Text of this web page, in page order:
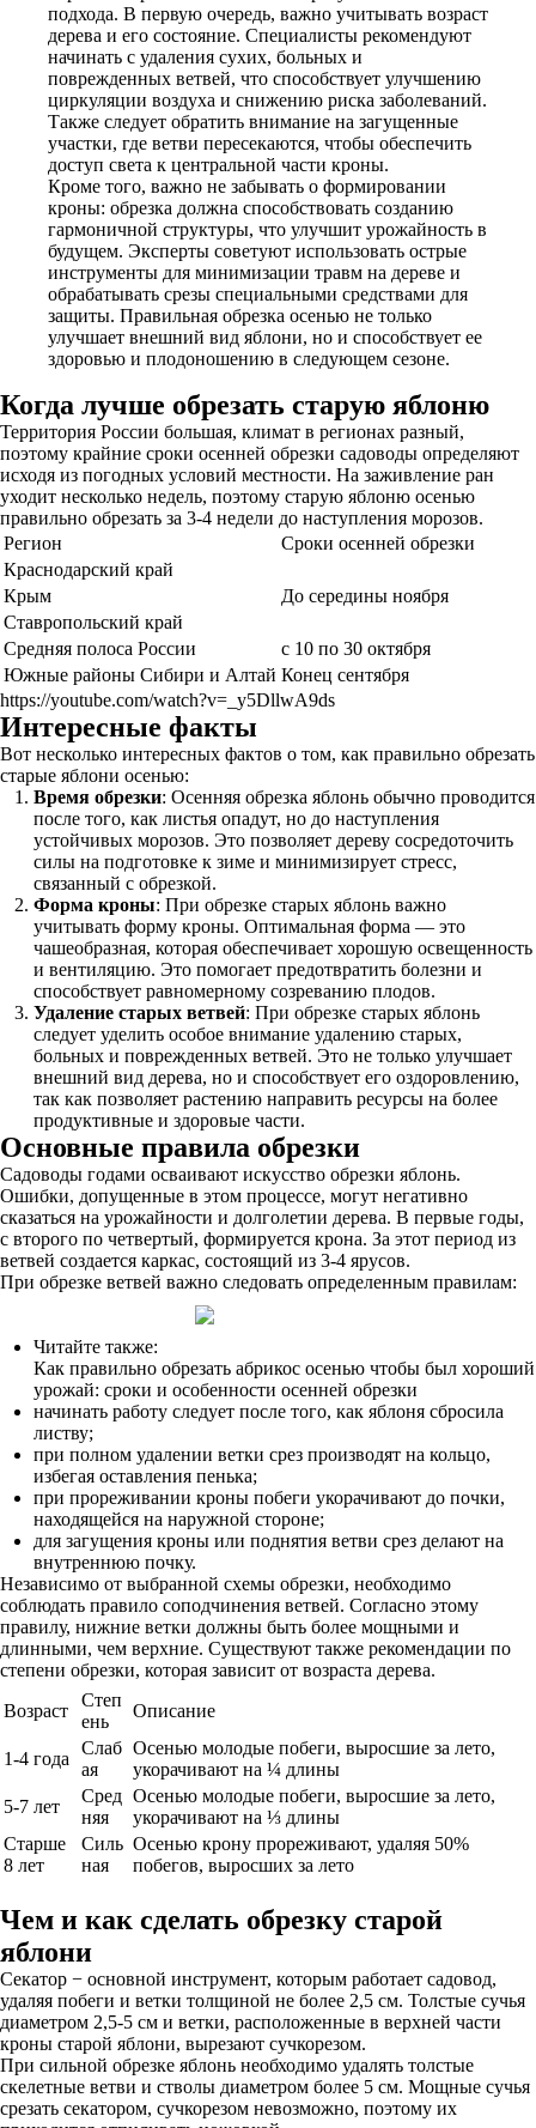
подхода. В первую очередь, важно учитывать возраст
дерева и его состояние. Специалисты рекомендуют
начинать с удаления сухих, больных и
поврежденных ветвей, что способствует улучшению
циркуляции воздуха и снижению риска заболеваний.
Также следует обратить внимание на загущенные
участки, где ветви пересекаются, чтобы обеспечить
доступ света к центральной части кроны.
Кроме того, важно не забывать о формировании
кроны: обрезка должна способствовать созданию
гармоничной структуры, что улучшит урожайность в
будущем. Эксперты советуют использовать острые
инструменты для минимизации травм на дереве и
обрабатывать срезы специальными средствами для
защиты. Правильная обрезка осенью не только
улучшает внешний вид яблони, но и способствует ее
здоровью и плодоношению в следующем сезоне.
Когда лучше обрезать старую яблоню
Территория России большая, климат в регионах разный,
поэтому крайние сроки осенней обрезки садоводы определяют
исходя из погодных условий местности. На заживление ран
уходит несколько недель, поэтому старую яблоню осенью
правильно обрезать за 3-4 недели до наступления морозов.
Регион
Сроки осенней обрезки
Краснодарский край
До середины ноября
Крым
Ставропольский край
Средняя полоса России
с 10 по 30 октября
Южные районы Сибири и Алтай Конец сентября
https://youtube.com/watch?v=_y5DllwA9ds
Интересные факты
Вот несколько интересных фактов о том, как правильно обрезать
старые яблони осенью:
Время обрезки: Осенняя обрезка яблонь обычно проводится
после того, как листья опадут, но до наступления
устойчивых морозов. Это позволяет дереву сосредоточить
силы на подготовке к зиме и минимизирует стресс,
связанный с обрезкой.
Форма кроны: При обрезке старых яблонь важно
учитывать форму кроны. Оптимальная форма — это
чашеобразная, которая обеспечивает хорошую освещенность
и вентиляцию. Это помогает предотвратить болезни и
способствует равномерному созреванию плодов.
Удаление старых ветвей: При обрезке старых яблонь
следует уделить особое внимание удалению старых,
больных и поврежденных ветвей. Это не только улучшает
внешний вид дерева, но и способствует его оздоровлению,
так как позволяет растению направить ресурсы на более
продуктивные и здоровые части.
Основные правила обрезки
Садоводы годами осваивают искусство обрезки яблонь.
Ошибки, допущенные в этом процессе, могут негативно
сказаться на урожайности и долголетии дерева. В первые годы,
с второго по четвертый, формируется крона. За этот период из
ветвей создается каркас, состоящий из 3-4 ярусов.
При обрезке ветвей важно следовать определенным правилам:
Читайте также:
Как правильно обрезать абрикос осенью чтобы был хороший
урожай: сроки и особенности осенней обрезки
начинать работу следует после того, как яблоня сбросила
листву;
при полном удалении ветки срез производят на кольцо,
избегая оставления пенька;
при прореживании кроны побеги укорачивают до почки,
находящейся на наружной стороне;
для загущения кроны или поднятия ветви срез делают на
внутреннюю почку.
Независимо от выбранной схемы обрезки, необходимо
соблюдать правило соподчинения ветвей. Согласно этому
правилу, нижние ветки должны быть более мощными и
длинными, чем верхние. Существуют также рекомендации по
степени обрезки, которая зависит от возраста дерева.
Возраст
Степ
ень
Описание
1-4 года
Слаб
ая
Осенью молодые побеги, выросшие за лето,
укорачивают на ¼ длины
5-7 лет
Сред
няя
Осенью молодые побеги, выросшие за лето,
укорачивают на ⅓ длины
Старше
8 лет
Силь
ная
Осенью крону прореживают, удаляя 50%
побегов, выросших за лето
Чем и как сделать обрезку старой
яблони
Секатор − основной инструмент, которым работает садовод,
удаляя побеги и ветки толщиной не более 2,5 см. Толстые сучья
диаметром 2,5-5 см и ветки, расположенные в верхней части
кроны старой яблони, вырезают сучкорезом.
При сильной обрезке яблонь необходимо удалять толстые
скелетные ветви и стволы диаметром более 5 см. Мощные сучья
срезать секатором, сучкорезом невозможно, поэтому их